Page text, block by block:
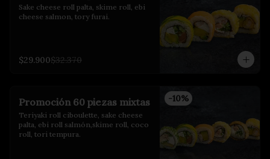
Sake cheese roll palta, skime roll, ebi
cheese salmon, tory furai.
$29.900$32.370
-10%
Promoción 60 piezas mixtas
Teriyaki roll ciboulette, sake cheese
palta, ebi roll salmón,skime roll, coco
roll, tori tempura.